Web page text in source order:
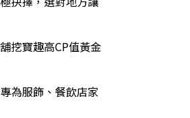
挖寶趣高CP值黃金
為服飾、餐飲店家